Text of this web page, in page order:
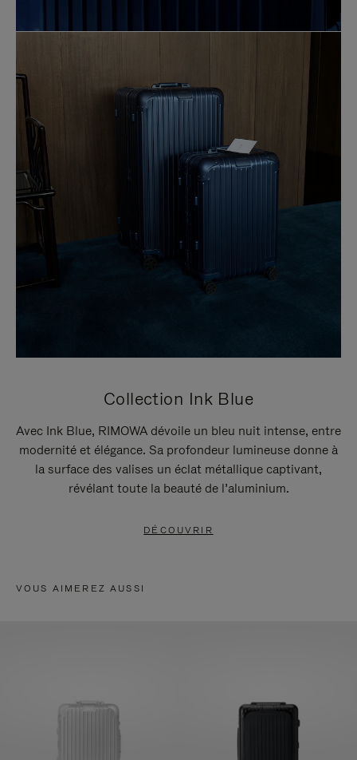
Collection Ink Blue
Avec Ink Blue, RIMOWA dévoile un bleu nuit intense, entre
modernité et élégance. Sa profondeur lumineuse donne à
la surface des valises un éclat métallique captivant,
révélant toute la beauté de l’aluminium.
DÉCOUVRIR
VOUS AIMEREZ AUSSI